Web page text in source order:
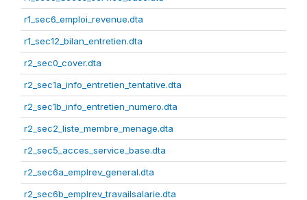
r1_sec6_emploi_revenue.dta
r1_sec12_bilan_entretien.dta
r2_sec0_cover.dta
r2_sec1a_info_entretien_tentative.dta
r2_sec1b_info_entretien_numero.dta
r2_sec2_liste_membre_menage.dta
r2_sec5_acces_service_base.dta
r2_sec6a_emplrev_general.dta
r2_sec6b_emplrev_travailsalarie.dta